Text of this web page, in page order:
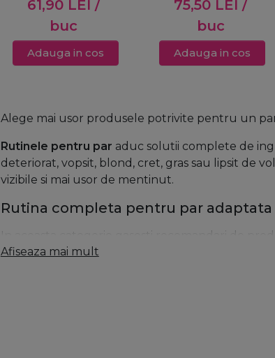
61,90 LEI /
buc
Adauga in cos
75,50 LEI /
buc
Adauga in cos
Alege mai usor produsele potrivite pentru un
Rutinele pentru par aduc solutii complete de
deteriorat, vopsit, blond, cret, gras sau lipsit de
vizibile si mai usor de mentinut.
Rutina completa pentru par
In aceasta categorie gasesti recomandari de
sau protectie termica, in functie de obiectivul
Afiseaza mai mult